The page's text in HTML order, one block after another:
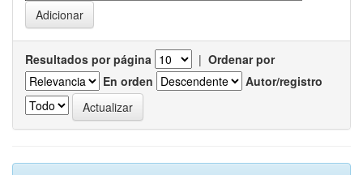
Resultados por página | Ordenar por
En orden
Autor/registro